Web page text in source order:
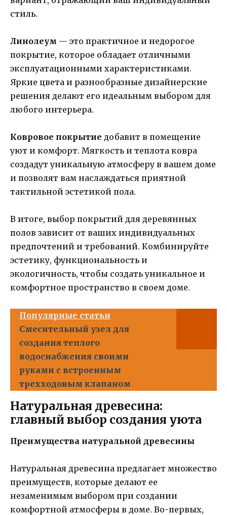
стиль.
Линолеум — это практичное и недорогое
покрытие, которое обладает отличными
эксплуатационными характеристиками.
Яркие цвета и разнообразные дизайнерские
решения делают его идеальным выбором для
любого интерьера.
Ковровое покрытие добавит в помещение
уют и комфорт. Мягкость и теплота ковра
создадут уникальную атмосферу в вашем доме
и позволят вам наслаждаться приятной
тактильной эстетикой пола.
В итоге, выбор покрытий для деревянных
полов зависит от ваших индивидуальных
предпочтений и требований. Комбинируйте
эстетику, функциональность и
экологичность, чтобы создать уникальное и
комфортное пространство в своем доме.
Популярные статьи
Смесительный узел для
создания теплого
водоснабжения своими
руками с встроенным
трехходовым клапаном
Натуральная древесина:
главный выбор создания уюта
Преимущества натуральной древесины
Натуральная древесина предлагает множество
преимуществ, которые делают ее
незаменимым выбором при создании
комфортной атмосферы в доме. Во-первых,